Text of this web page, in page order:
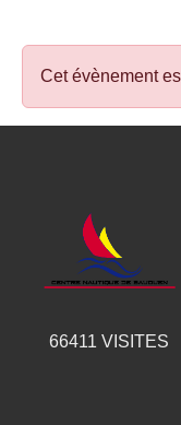
Cet évènement
66411 VISITES